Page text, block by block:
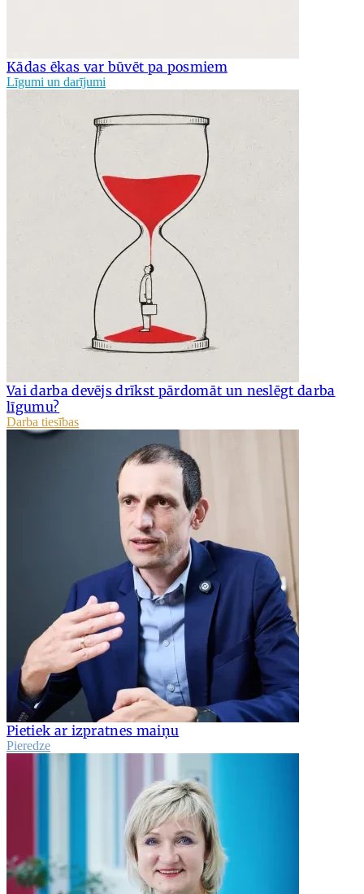
Kādas ēkas var būvēt pa posmiem
Līgumi un darījumi
Vai darba devējs drīkst pārdomāt un neslēgt darba
līgumu?
Darba tiesības
Pietiek ar izpratnes maiņu
Pieredze